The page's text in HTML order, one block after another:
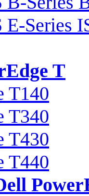
E-Series
T
T140
T340
T430
T440